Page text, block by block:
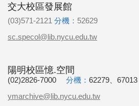
交大校區發展館
(03)571-2121 分機： 52629
sc.specol@lib.nycu.edu.tw
陽明校區憶.空間
(02)2826-7000 分機： 62279、67013
ymarchive@lib.nycu.edu.tw